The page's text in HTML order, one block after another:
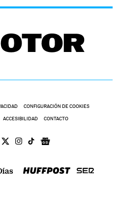
CONFIGURACIÓN DE COOKIES
ACCESIBILIDAD CONTACTO